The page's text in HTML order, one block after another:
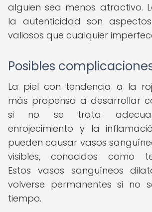
alguien sea menos atractivo.
la autenticidad son
valiosos que cualquier
Posibles
La piel con tendencia a la
más propensa a desarrollar
si no se trata
enrojecimiento y la
pueden causar vasos
visibles, conocidos como
Estos vasos sanguíneos
volverse permanentes si no
tiempo.